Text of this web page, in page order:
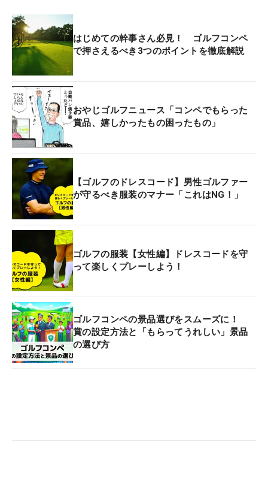
はじめての幹事さん必見！ ゴルフコンペ
で押さえるべき3つのポイントを徹底解説
おやじゴルフニュース「コンペでもらった
賞品、嬉しかったもの困ったもの」
【ゴルフのドレスコード】男性ゴルファー
が守るべき服装のマナー「これはNG！」
ゴルフの服装【女性編】ドレスコードを守
って楽しくプレーしよう！
ゴルフコンペの景品選びをスムーズに！
賞の設定方法と「もらってうれしい」景品
の選び方